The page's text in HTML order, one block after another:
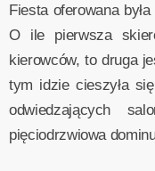
Fiesta oferowana
O ile pierwsza
kierowców, to druga
tym idzie cieszyła
odwiedzających
pięciodrzwiowa